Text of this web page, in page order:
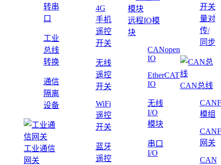
转串
口
工业
总线
转换
通信
隔离
设备
工业通信
网关
4G
手机
遥控
开关
无线
遥控
开关
WiFi
遥控
开关
蓝牙
遥控
远程IO模
块
CANopen
IO
EtherCAT
IO
无线
I/O
模块
串口
I/O
开关
量对
传/
同步
CAN总线
模组
网关
CAN